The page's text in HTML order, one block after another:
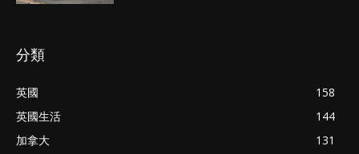
分類
英國
158
英國生活
144
加拿大
131